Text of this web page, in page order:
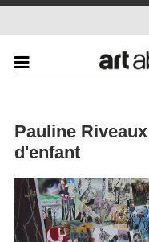
Pauline
d'enfant